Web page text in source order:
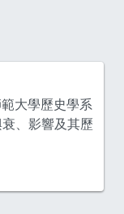
大學歷史學系
、影響及其歷